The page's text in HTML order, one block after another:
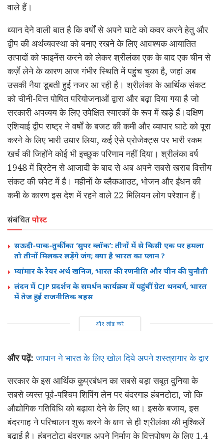
वाले हैं।
ध्यान देने वाली बात है कि वर्षों से अपने घाटे को कवर करने हेतु और
द्वीप की अर्थव्यवस्था को बनाए रखने के लिए आवश्यक आयातित
उत्पादों को फाइनेंस करने को लेकर श्रीलंका एक के बाद एक चीन से
कर्ज़े लेने के कारण आज गंभीर स्थिति में पहुंच चुका है, जहां अब
उसकी नैया डूबती हुई नजर आ रही है। श्रीलंका के आर्थिक संकट
को चीनी-वित्त पोषित परियोजनाओं द्वारा और बढ़ा दिया गया है जो
सरकारी अपव्यय के लिए उपेक्षित स्मारकों के रूप में खड़े हैं।दक्षिण
एशियाई द्वीप राष्ट्र ने वर्षों के बजट की कमी और व्यापार घाटे को पूरा
करने के लिए भारी उधार लिया, कई ऐसे प्रोजेक्ट्स पर भारी रकम
खर्च की जिहोंने कोई भी इच्छुक परिणाम नहीं दिया। श्रीलंका वर्ष
1948 में ब्रिटेन से आजादी के बाद से अब अपने सबसे खराब वित्तीय
संकट की चपेट में है। महीनों के ब्लैकआउट, भोजन और ईंधन की
कमी के कारण इस देश में रहने वाले 22 मिलियन लोग परेशान हैं।
संबंधितपोस्ट
सऊदी-पाक-तुर्की का ‘सुपर ब्लॉक’: तीनों में से किसी एक पर हमला
तो तीनों मिलकर लड़ेंगे जंग; क्या है भारत का प्लान ?
म्यांमार के रेयर अर्थ खनिज, भारत की रणनीति और चीन की चुनौती
लंदन में CJP प्रदर्शन के समर्थन कार्यक्रम में पहुंचीं ग्रेटा थनबर्ग, भारत
में तेज हुई राजनीतिक बहस
और लोड करें
और पढ़ें:जापान ने भारत के लिए खोल दिये अपने शस्त्रागार के द्वार
सरकार के इस आर्थिक कुप्रबंधन का सबसे बड़ा सबूत दुनिया के
सबसे व्यस्त पूर्व-पश्चिम शिपिंग लेन पर बंदरगाह हंबनटोटा, जो कि
औद्योगिक गतिविधि को बढ़ावा देने के लिए था। इसके बजाय, इस
बंदरगाह ने परिचालन शुरू करने के क्षण से ही श्रीलंका की मुश्किलें
बढ़ाई है। हंबनटोटा बंदरगाह अपने निर्माण के वित्तपोषण के लिए 1.4